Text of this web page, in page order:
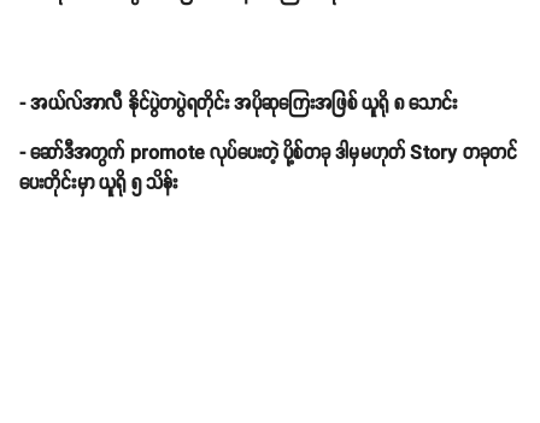
- အယ်လ်အာလီ နိုင်ပွဲတပွဲရတိုင်း အပိုဆုကြေးအဖြစ် ယူရို ၈ သောင်း
- ဆော်ဒီအတွက် promote လုပ်ပေးတဲ့ ပို့စ်တခု ဒါမှမဟုတ် Story တခုတင်
ပေးတိုင်းမှာ ယူရို ၅ သိန်း